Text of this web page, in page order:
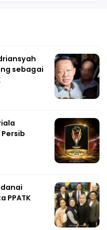
sebagai
PPATK